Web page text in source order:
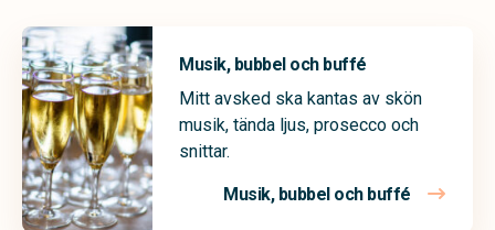
Musik, bubbel och buffé
Mitt avsked ska kantas av skön
musik, tända ljus, prosecco och
snittar.
Musik, bubbel och buffé